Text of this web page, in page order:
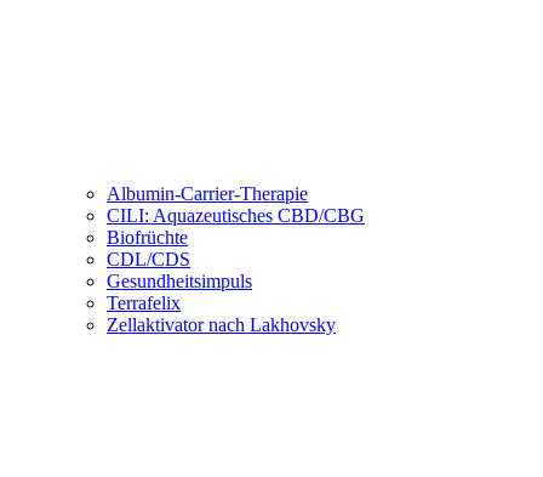
Albumin-Carrier-Therapie
CILI: Aquazeutisches CBD/CBG
Biofrüchte
CDL/CDS
Gesundheitsimpuls
Terrafelix
Zellaktivator nach Lakhovsky